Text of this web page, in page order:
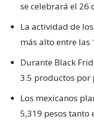
se celebrará el 26
La actividad de
más alto entre las
Durante Black
3.5 productos por
Los mexicanos
5,319 pesos tanto